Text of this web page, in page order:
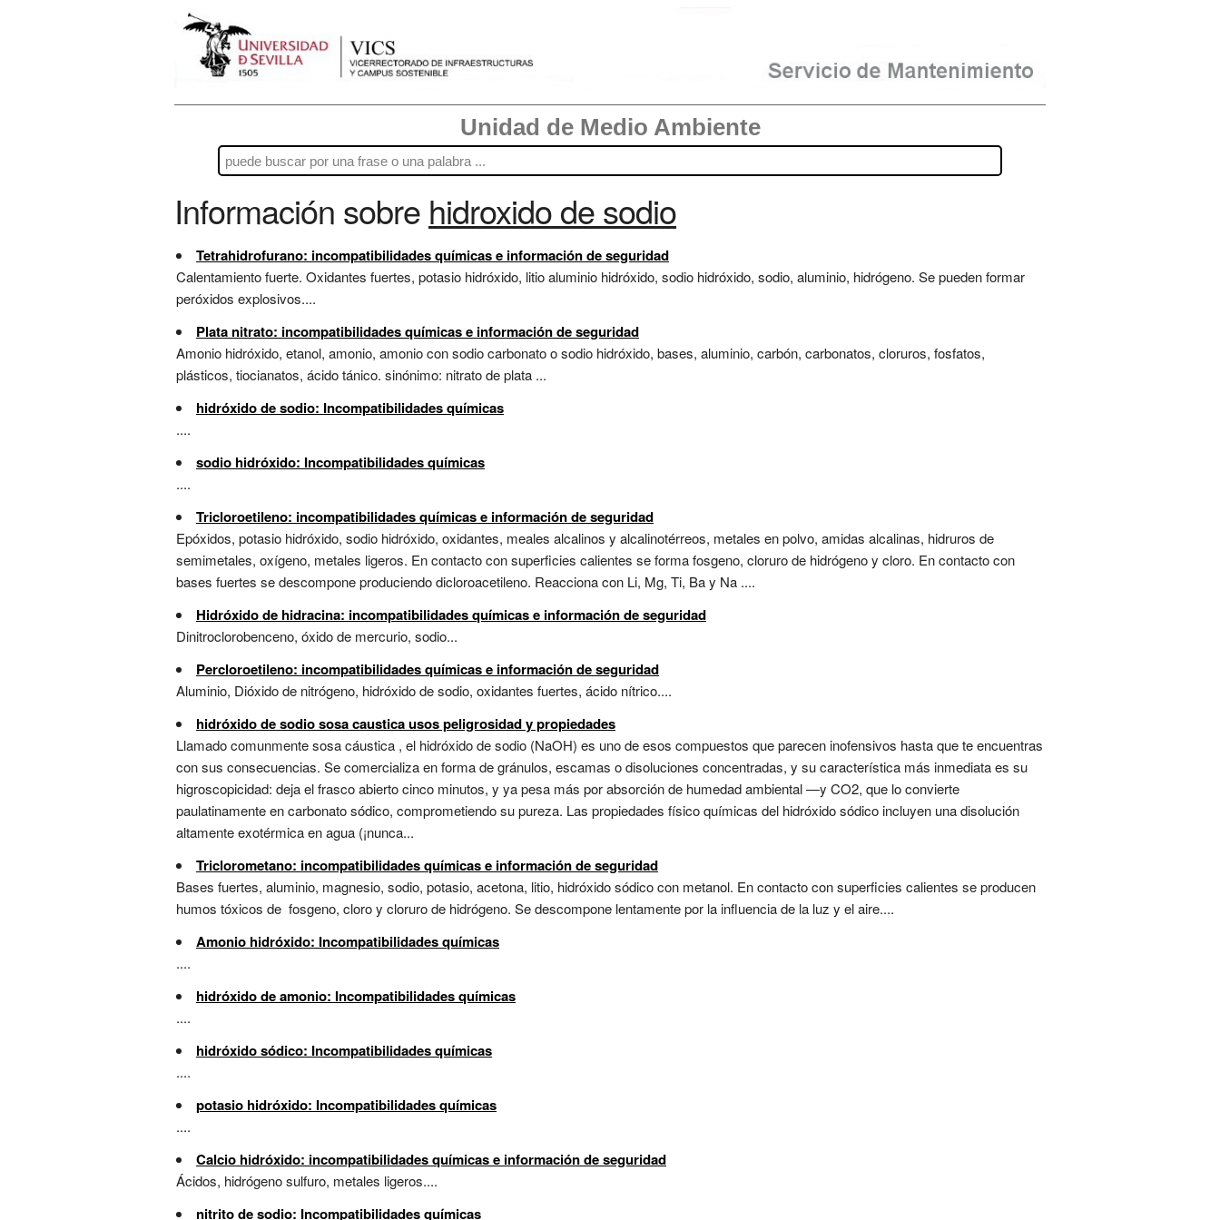
Unidad de Medio Ambiente
Información sobre hidroxido de sodio
Tetrahidrofurano: incompatibilidades químicas e información de seguridad
Calentamiento fuerte. Oxidantes fuertes, potasio hidróxido, litio aluminio hidróxido, sodio hidróxido, sodio, aluminio, hidrógeno. Se pueden formar
peróxidos explosivos....
Plata nitrato: incompatibilidades químicas e información de seguridad
Amonio hidróxido, etanol, amonio, amonio con sodio carbonato o sodio hidróxido, bases, aluminio, carbón, carbonatos, cloruros, fosfatos,
plásticos, tiocianatos, ácido tánico. sinónimo: nitrato de plata ...
hidróxido de sodio: Incompatibilidades químicas
....
sodio hidróxido: Incompatibilidades químicas
....
Tricloroetileno: incompatibilidades químicas e información de seguridad
Epóxidos, potasio hidróxido, sodio hidróxido, oxidantes, meales alcalinos y alcalinotérreos, metales en polvo, amidas alcalinas, hidruros de
semimetales, oxígeno, metales ligeros. En contacto con superficies calientes se forma fosgeno, cloruro de hidrógeno y cloro. En contacto con
bases fuertes se descompone produciendo dicloroacetileno. Reacciona con Li, Mg, Ti, Ba y Na ....
Hidróxido de hidracina: incompatibilidades químicas e información de seguridad
Dinitroclorobenceno, óxido de mercurio, sodio...
Percloroetileno: incompatibilidades químicas e información de seguridad
Aluminio, Dióxido de nitrógeno, hidróxido de sodio, oxidantes fuertes, ácido nítrico....
hidróxido de sodio sosa caustica usos peligrosidad y propiedades
Llamado comunmente sosa cáustica , el hidróxido de sodio (NaOH) es uno de esos compuestos que parecen inofensivos hasta que te encuentras
con sus consecuencias. Se comercializa en forma de gránulos, escamas o disoluciones concentradas, y su característica más inmediata es su
higroscopicidad: deja el frasco abierto cinco minutos, y ya pesa más por absorción de humedad ambiental —y CO2, que lo convierte
paulatinamente en carbonato sódico, comprometiendo su pureza. Las propiedades físico químicas del hidróxido sódico incluyen una disolución
altamente exotérmica en agua (¡nunca...
Triclorometano: incompatibilidades químicas e información de seguridad
Bases fuertes, aluminio, magnesio, sodio, potasio, acetona, litio, hidróxido sódico con metanol. En contacto con superficies calientes se producen
humos tóxicos de fosgeno, cloro y cloruro de hidrógeno. Se descompone lentamente por la influencia de la luz y el aire....
Amonio hidróxido: Incompatibilidades químicas
....
hidróxido de amonio: Incompatibilidades químicas
....
hidróxido sódico: Incompatibilidades químicas
....
potasio hidróxido: Incompatibilidades químicas
....
Calcio hidróxido: incompatibilidades químicas e información de seguridad
Ácidos, hidrógeno sulfuro, metales ligeros....
nitrito de sodio: Incompatibilidades químicas